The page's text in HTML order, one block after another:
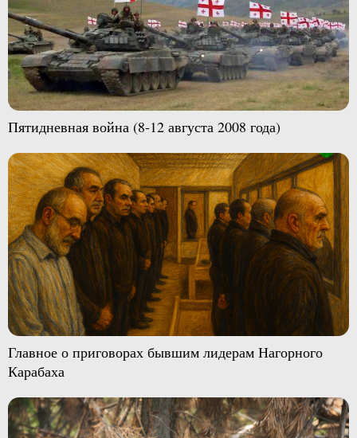
Пятидневная война (8-12 августа 2008 года)
Главное о приговорах бывшим лидерам Нагорного
Карабаха